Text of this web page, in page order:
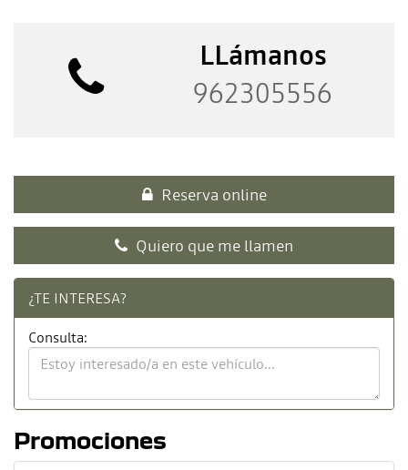
LLámanos
962305556
Reserva online
Quiero que me llamen
¿TE INTERESA?
Consulta:
Promociones